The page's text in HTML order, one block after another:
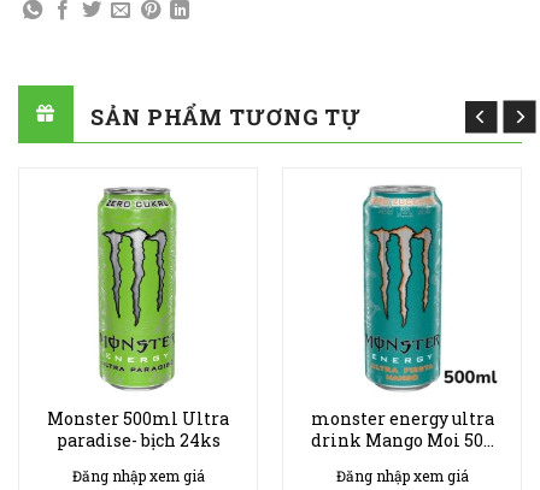
SẢN PHẨM TƯƠNG TỰ
Monster 500ml Ultra
paradise- bịch 24ks
Đăng nhập xem giá
monster energy ultra
drink Mango Moi 500
Đăng nhập xem giá